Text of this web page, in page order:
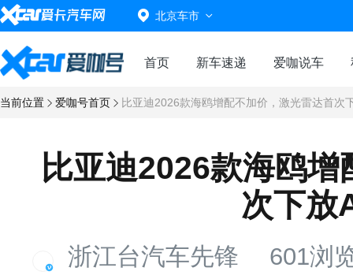
北京车市
首页 新车速递 爱咖说车
当前位置 爱咖号首页 比亚迪2026款海鸥增配不加价，激光雷达首次
比亚迪2026款海鸥
次下放
浙江台汽车先锋 601浏览